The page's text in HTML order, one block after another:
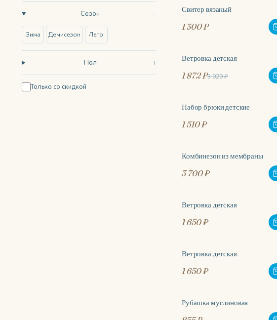
Сезон
Зима Демисезон Лето
Пол
Только со скидкой
Свитер вязаный
1 300 ₽
-38%
Ветровка детская
1 872 ₽3 020 ₽
Набор брюки детские
1 510 ₽
Комбинезон из мембраны
3 700 ₽
ХИТ
Ветровка детская
1 650 ₽
Ветровка детская
1 650 ₽
Рубашка муслиновая